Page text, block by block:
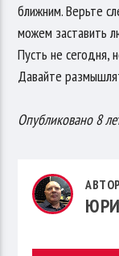
ближним. Верьте
можем заставить
Пусть не сегодня,
Давайте
Опубликовано 8
АВТОР